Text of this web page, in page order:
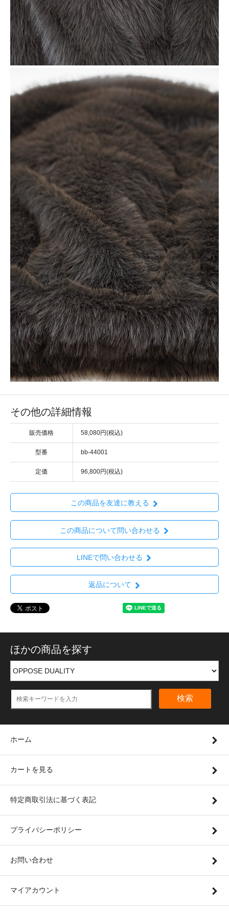
その他の詳細情報
販売価格 58,080円(税込)
型番 bb-44001
定価 96,800円(税込)
この商品を友達に教える
この商品について問い合わせる
LINEで問い合わせる
返品について
ほかの商品を探す
検索
ホーム
カートを見る
特定商取引法に基づく表記
プライバシーポリシー
お問い合わせ
マイアカウント